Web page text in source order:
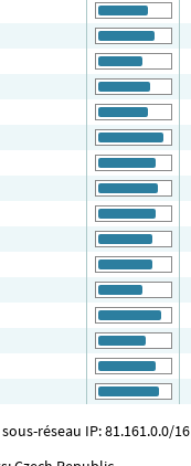
réseau IP: 81.161.0.0/16